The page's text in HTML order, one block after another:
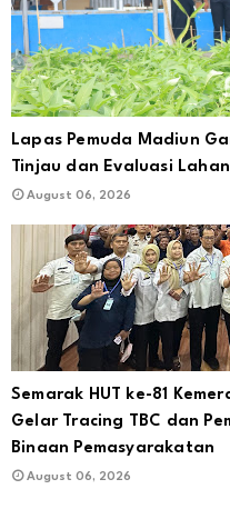
Lapas Pemuda Madiun
Tinjau dan Evaluasi
August 06, 2026
Semarak HUT ke-81
Gelar Tracing TBC dan
Binaan Pemasyarakatan
August 06, 2026